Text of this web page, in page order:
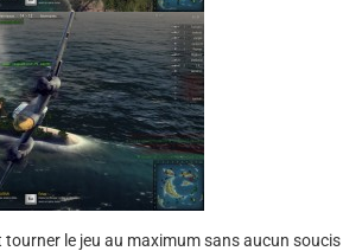
tourner le jeu au maximum sans aucun soucis